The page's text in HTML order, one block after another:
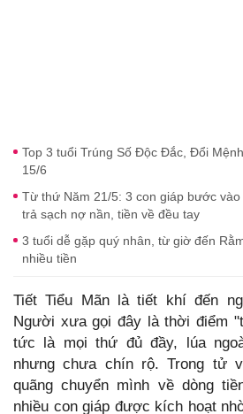
Top 3 tuổi Trúng Số Độc Đắc, Đổi
15/6
Từ thứ Năm 21/5: 3 con giáp bước
trả sạch nợ nần, tiền về đều tay
3 tuổi dễ gặp quý nhân, từ giờ đến
nhiều tiền
Tiết Tiểu Mãn là tiết khí đến
Người xưa gọi đây là thời điểm
tức là mọi thứ đủ đầy, lúa
nhưng chưa chín rộ. Trong tử
quãng chuyển mình về dòng
nhiều con giáp được kích hoạt